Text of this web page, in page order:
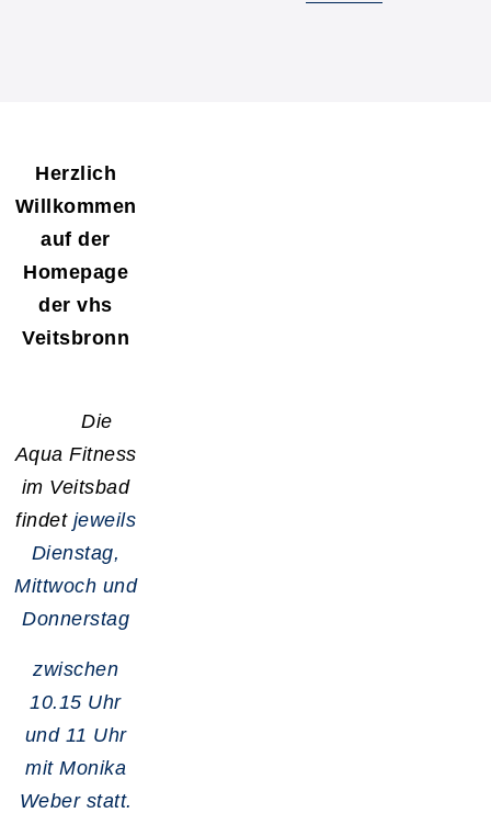
Herzlich
Willkommen
auf der
Homepage
der vhs
Veitsbronn
Die
Aqua Fitness
im Veitsbad
findetjeweils
Dienstag,
Mittwoch und
Donnerstag
zwischen
10.15 Uhr
und 11 Uhr
mit Monika
Weber statt.